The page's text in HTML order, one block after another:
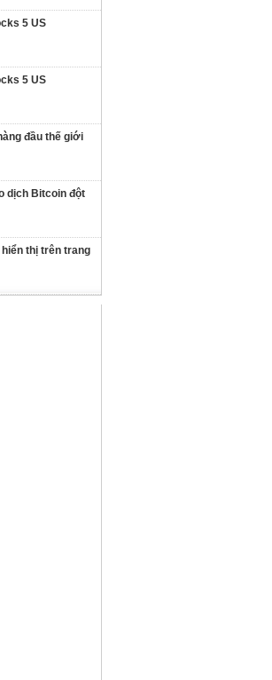
5 US
5 US
đầu thế giới
dịch Bitcoin đột
thị trên trang